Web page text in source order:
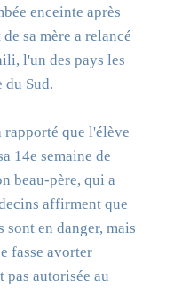
enceinte après
sa mère a relancé
l'un des pays les
du Sud.
que l'élève
14e semaine de
beau-père, qui a
affirment que
en danger, mais
fasse avorter
autorisée au